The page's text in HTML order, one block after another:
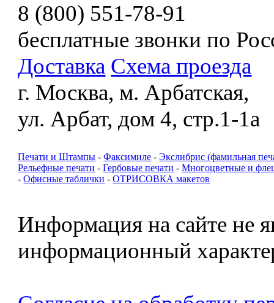
8 (800) 551-78-91
бесплатные звонки по
Доставка Схема проезда
г. Москва, м. Арбатская,
ул. Арбат, дом 4, стр.1-1а
Печати и Штампы -Факсимиле -Экслибрис (фамильная
Рельефные печати -Гербовые печати -Многоцветные и
-Офисные таблички -ОТРИСОВКА макетов
Информация на сайте не
информационный